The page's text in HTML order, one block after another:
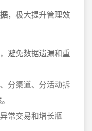
，极大提升管理效
避免数据遗漏和重
分渠道、分活动拆
常交易和增长瓶